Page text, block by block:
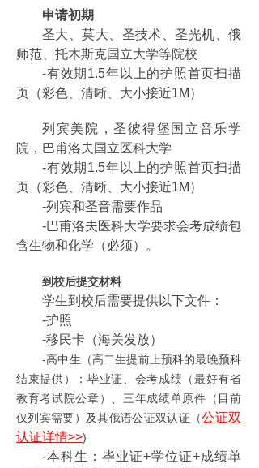
申请初期
圣大、莫大、圣技术、圣光机、俄
师范、托木斯克国立大学等院校
-有效期1.5年以上的护照首页扫描
页（彩色、清晰、大小接近1M）
列宾美院，圣彼得堡国立音乐学
院，巴甫洛夫国立医科大学
-有效期1.5年以上的护照首页扫描
页（彩色、清晰、大小接近1M）
-列宾和圣音需要作品
-巴甫洛夫医科大学要求会考成绩包
含生物和化学（必须）。
到校后提交材料
学生到校后需要提供以下文件：
-护照
-移民卡（海关发放）
-高中生（高二生提前上预科的最晚预科
结束提供）：毕业证、会考成绩（最好有省
教育考试院公章）、三年成绩单原件（目前
仅列宾需要）及其俄语公证双认证（公证双
认证详情>>)
-本科生：毕业证+学位证+成绩单